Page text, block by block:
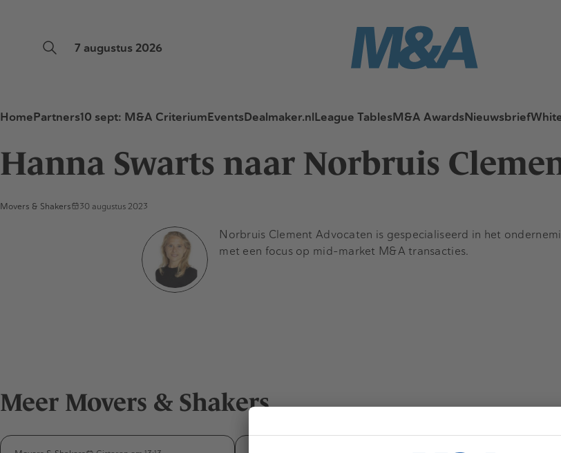
7 augustus 2026
HomePartners10 sept: M&A CriteriumEventsDealmaker.nlLeague TablesM&A AwardsNieuwsbrief
Hanna Swarts naar Norbruis
Movers & Shakers 30 augustus 2023
Norbruis Clement Advocaten is gespecialiseerd in het
met een focus op mid-market M&A transacties.
Meer Movers & Shakers